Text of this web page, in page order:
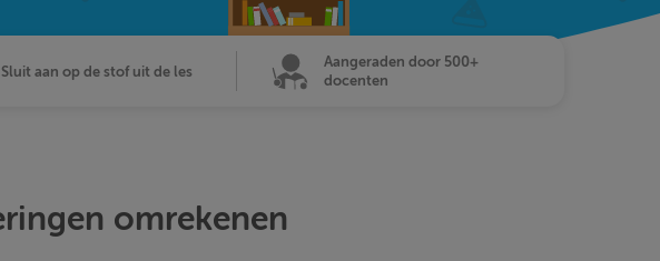
Sluit aan op de stof uit de les
Aangeraden door 500+
docenten
omrekenen